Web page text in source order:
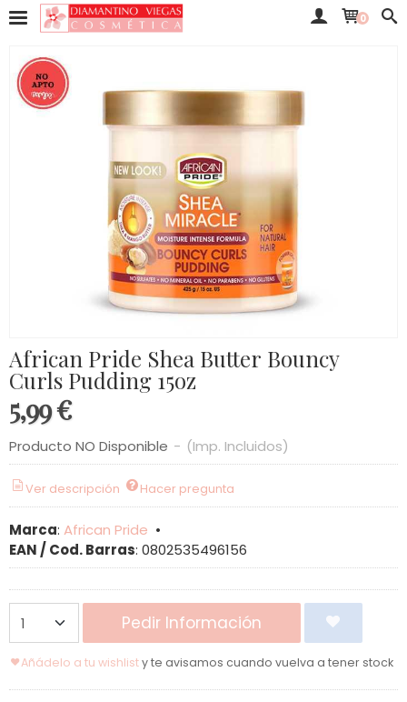
0
African Pride Shea Butter Bouncy
Curls Pudding 15oz
5,99 €
Producto NO Disponible - (Imp. Incluidos)
Ver descripción Hacer pregunta
Marca: African Pride •
EAN / Cod. Barras: 0802535496156
Pedir Información
Añádelo a tu wishlisty te avisamos cuando vuelva a tener stock